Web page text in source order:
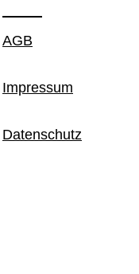
AGB
Impressum
Datenschutz